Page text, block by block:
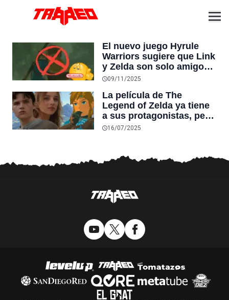
El nuevo juego Hyrule
Warriors sugiere que Link
y Zelda son solo amigos y
los fans culpan a
cambiar el texto original
09/11/2025
La película de The
Legend of Zelda ya tiene
a sus protagonistas, pero
no son los favoritos de
16/07/2025